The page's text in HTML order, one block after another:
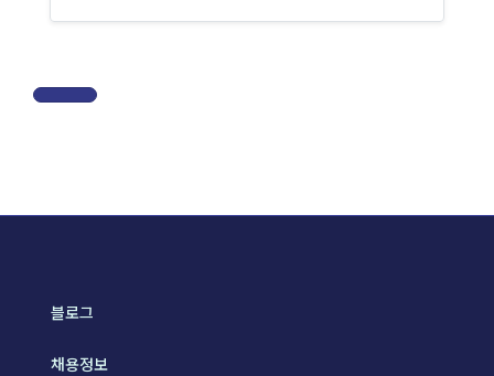
블로그
채용정보